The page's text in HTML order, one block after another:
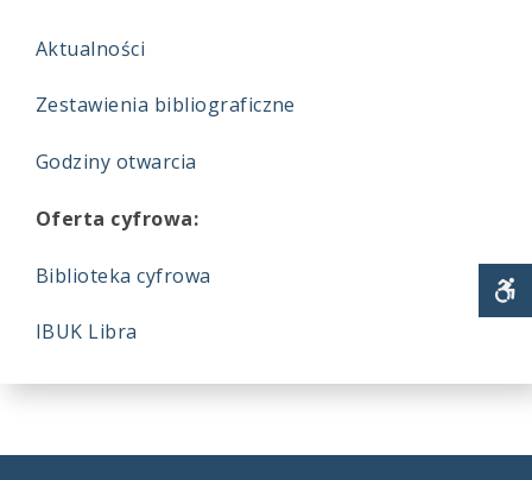
Aktualności
Zestawienia bibliograficzne
Godziny otwarcia
Oferta cyfrowa:
Biblioteka cyfrowa
IBUK Libra